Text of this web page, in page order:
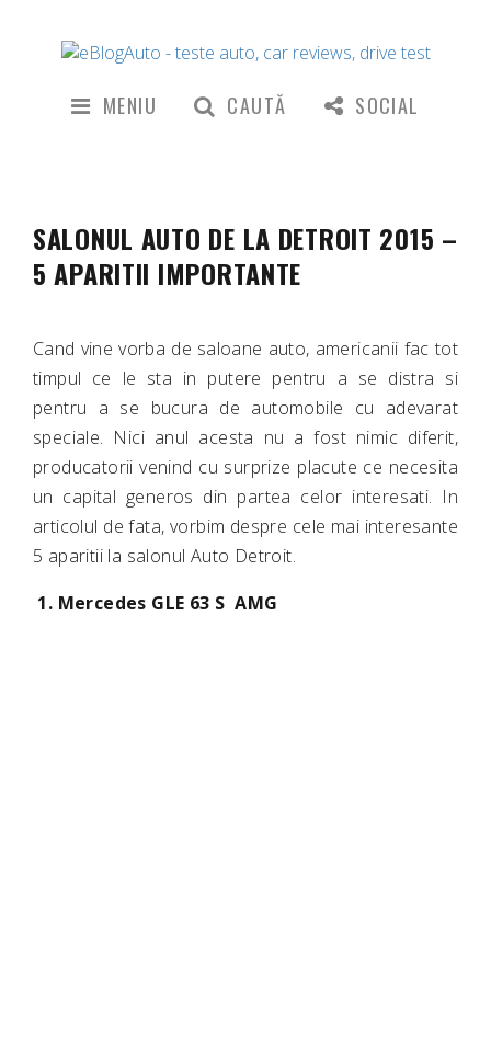
MENIU CAUTĂ SOCIAL
SALONUL AUTO DE LA DETROIT 2015 –
5 APARITII IMPORTANTE
Cand vine vorba de saloane auto, americanii fac tot
timpul ce le sta in putere pentru a se distra si
pentru a se bucura de automobile cu adevarat
speciale. Nici anul acesta nu a fost nimic diferit,
producatorii venind cu surprize placute ce necesita
un capital generos din partea celor interesati. In
articolul de fata, vorbim despre cele mai interesante
5 aparitii la salonul Auto Detroit.
1. Mercedes GLE 63 S AMG